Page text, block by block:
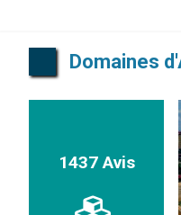
Domaines
1437 Avis